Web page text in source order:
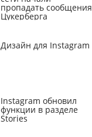
пропадать сообщения
Цукерберга
Дизайн для Instagram
Instagram обновил
функции в разделе
Stories